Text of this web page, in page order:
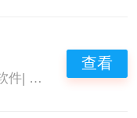
件| wland看文软件|
查看